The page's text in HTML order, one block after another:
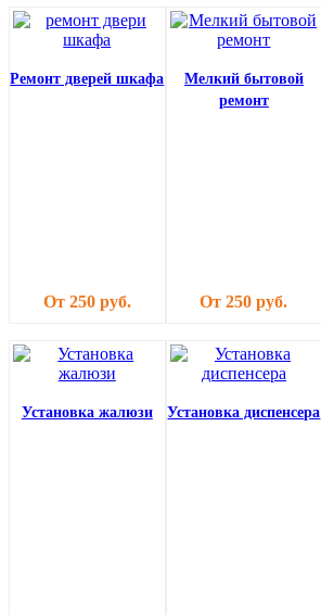
Ремонт дверей шкафа
От 250 руб.
Мелкий бытовой
ремонт
От 250 руб.
Установка жалюзи Установка диспенсера